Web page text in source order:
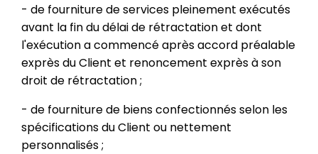
- de fourniture de services pleinement exécutés
avant la fin du délai de rétractation et dont
l'exécution a commencé après accord préalable
exprès du Client et renoncement exprès à son
droit de rétractation ;
- de fourniture de biens confectionnés selon les
spécifications du Client ou nettement
personnalisés ;